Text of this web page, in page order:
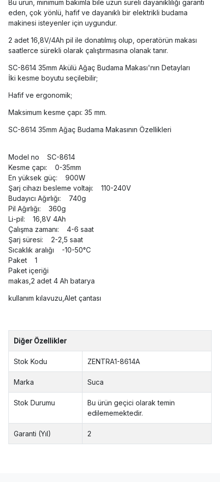
Bu ürün, minimum bakımla bile uzun süreli dayanıklılığı garanti
eden, çok yönlü, hafif ve dayanıklı bir elektrikli budama
makinesi isteyenler için uygundur.
2 adet 16,8V/4Ah pil ile donatılmış olup, operatörün makası
saatlerce sürekli olarak çalıştırmasına olanak tanır.
SC-8614 35mm Akülü Ağaç Budama Makası'nın Detayları
İki kesme boyutu seçilebilir;
Hafif ve ergonomik;
Maksimum kesme çapı: 35 mm.
SC-8614 35mm Ağaç Budama Makasının Özellikleri
Model no SC-8614
Kesme çapı: 0-35mm
En yüksek güç: 900W
Şarj cihazı besleme voltajı: 110-240V
Budayıcı Ağırlığı: 740g
Pil Ağırlığı: 360g
Li-pil: 16,8V 4Ah
Çalışma zamanı: 4-6 saat
Şarj süresi: 2-2,5 saat
Sıcaklık aralığı -10-50°C
Paket 1
Paket içeriği
makas,2 adet 4 Ah batarya
kullanım kılavuzu,Alet çantası
Diğer Özellikler
Stok Kodu ZENTRA1-8614A
Marka Suca
Stok Durumu
Bu ürün geçici olarak temin
edilememektedir.
Garanti (Yıl) 2